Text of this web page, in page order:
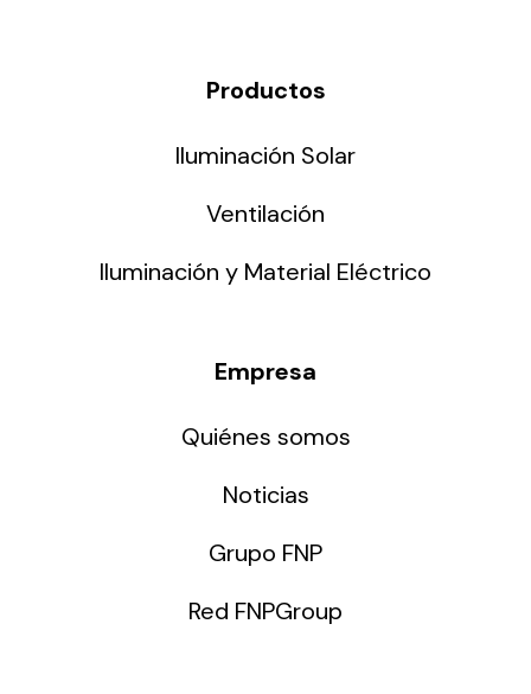
Productos
Iluminación Solar
Ventilación
Iluminación y Material Eléctrico
Empresa
Quiénes somos
Noticias
Grupo FNP
Red FNPGroup